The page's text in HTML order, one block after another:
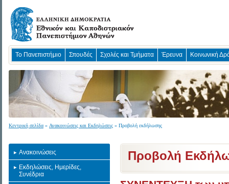
Το Πανεπιστήμιο Σπουδές Σχολές και Τμήματα Έρευνα Κοινωνική
Κεντρική σελίδα » Ανακοινώσεις και Εκδηλώσεις » Προβολή εκδήλωσης
Ανακοινώσεις
Εκδηλώσεις, Ημερίδες,
Συνέδρια
Προβολή